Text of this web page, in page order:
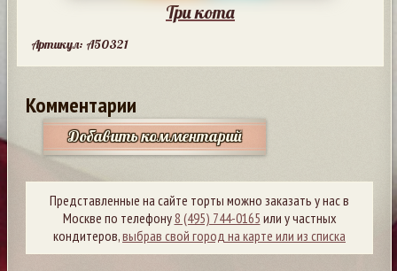
Три кота
Артикул: A50321
Комментарии
Добавить комментарий
Представленные на сайте торты можно заказать у нас в
Москве по телефону8 (495) 744-0165 или у частных
кондитеров,выбрав свой город на карте или из списка